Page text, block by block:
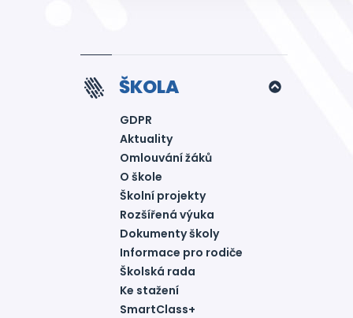
ŠKOLA
GDPR
Aktuality
Omlouvání žáků
O škole
Školní projekty
Rozšířená výuka
Dokumenty školy
Informace pro rodiče
Školská rada
Ke stažení
SmartClass+